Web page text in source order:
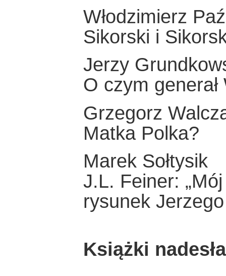
Włodzimierz
Sikorski i
Jerzy
O czym
Grzegorz
Matka Polka?
Marek Sołtysik
J.L. Feiner:
rysunek
Książki